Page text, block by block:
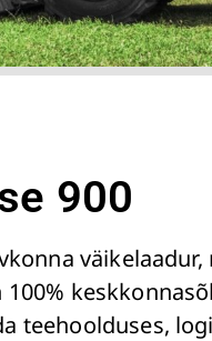
900
teehoolduses,